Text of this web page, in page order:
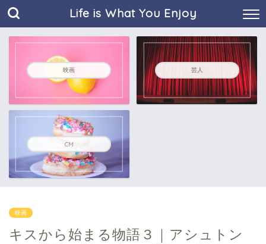
Life is What You Enjoy
映画 芸人
CM
映画
キスから始まる物語３｜アシュトン